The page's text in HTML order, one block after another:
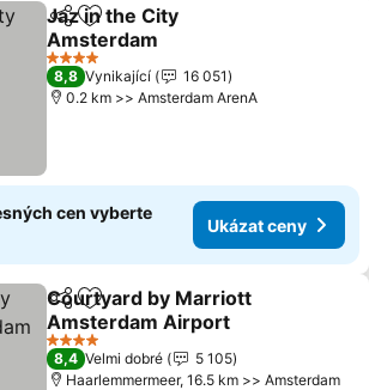
SdíletPřidat na seznam oblíbených
Jaz in the City
Amsterdam
4 Počet hvězdiček
8,8 Vynikající
16 051
0.2 km >> Amsterdam ArenA
cen vyberte
Ukázat ceny
SdíletPřidat na seznam oblíbených
Courtyard by Marriott
Amsterdam Airport
4 Počet hvězdiček
8,4 Velmi dobré
5 105
Haarlemmermeer, 16.5 km >> Amsterdam